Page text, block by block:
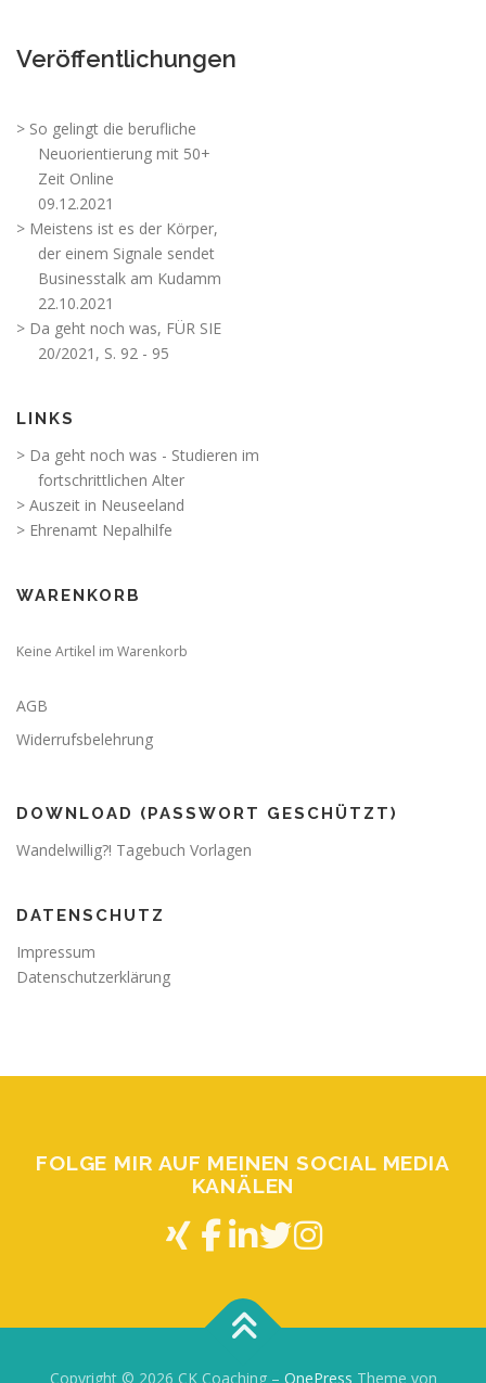
Veröffentlichungen
> So gelingt die berufliche
Neuorientierung mit 50+
Zeit Online
09.12.2021
> Meistens ist es der Körper,
der einem Signale sendet
Businesstalk am Kudamm
22.10.2021
> Da geht noch was, FÜR SIE
20/2021, S. 92 - 95
LINKS
> Da geht noch was - Studieren im
fortschrittlichen Alter
> Auszeit in Neuseeland
> Ehrenamt Nepalhilfe
WARENKORB
Keine Artikel im Warenkorb
AGB
Widerrufsbelehrung
DOWNLOAD (PASSWORT GESCHÜTZT)
Wandelwillig?! Tagebuch Vorlagen
DATENSCHUTZ
Impressum
Datenschutzerklärung
FOLGE MIR AUF MEINEN SOCIAL MEDIA
KANÄLEN
Copyright © 2026 CK Coaching – OnePress Theme von